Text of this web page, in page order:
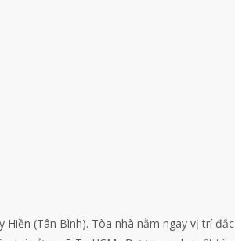
Hiền (Tân Bình). Tòa nhà nằm ngay vị trí đắc